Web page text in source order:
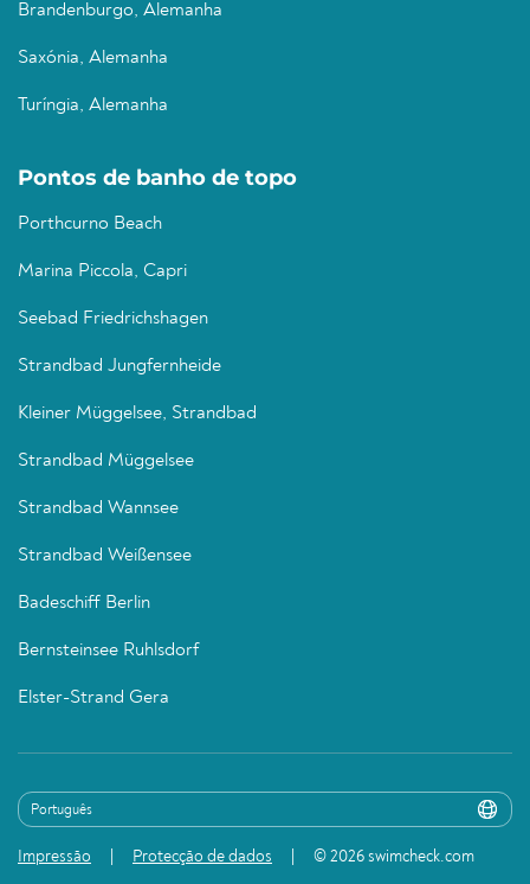
Brandenburgo, Alemanha
Saxónia, Alemanha
Turíngia, Alemanha
Pontos de banho de topo
Porthcurno Beach
Marina Piccola, Capri
Seebad Friedrichshagen
Strandbad Jungfernheide
Kleiner Müggelsee, Strandbad
Strandbad Müggelsee
Strandbad Wannsee
Strandbad Weißensee
Badeschiff Berlin
Bernsteinsee Ruhlsdorf
Elster-Strand Gera
Impressão Protecção de dados © 2026 swimcheck.com